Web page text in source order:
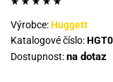
Výrobce:Huggett
Katalogové číslo:
Dostupnost:na dotaz